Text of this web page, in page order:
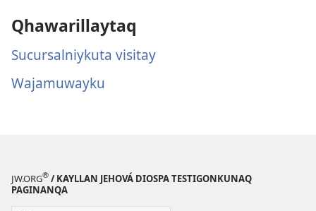
Qhawarillaytaq
Sucursalniykuta visitay
Wajamuwayku
JW.ORG® / KAYLLAN JEHOVÁ DIOSPA TESTIGONKUNAQ
PAGINANQA